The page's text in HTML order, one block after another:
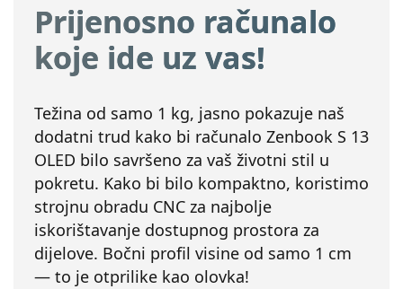
Prijenosno računalo
koje ide uz vas!
Težina od samo 1 kg, jasno pokazuje naš
dodatni trud kako bi računalo Zenbook S 13
OLED bilo savršeno za vaš životni stil u
pokretu. Kako bi bilo kompaktno, koristimo
strojnu obradu CNC za najbolje
iskorištavanje dostupnog prostora za
dijelove. Bočni profil visine od samo 1 cm
— to je otprilike kao olovka!